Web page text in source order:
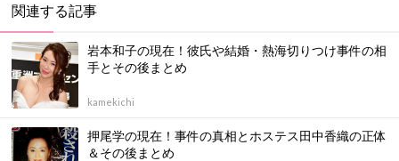
関連する記事
岩本和子の現在！彼氏や結婚・熱海切りつけ事件の相
手とその後まとめ
kamekichi
押尾学の現在！事件の真相とホステス田中香織の正体
＆その後まとめ